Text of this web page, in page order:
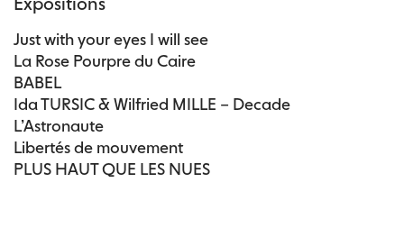
Just with your eyes I will see
La Rose Pourpre du Caire
BABEL
Ida TURSIC & Wilfried MILLE – Decade
L’Astronaute
Libertés de mouvement
PLUS HAUT QUE LES NUES